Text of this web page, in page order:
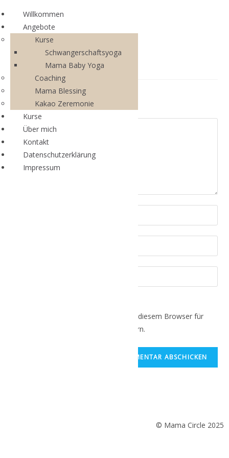
Schreibe einen Kommentar
Name, E-Mail-Adresse und Website in diesem Browser für
meinen nächsten Kommentar speichern.
© Mama Circle 2025
Willkommen
Angebote
Kurse
Schwangerschaftsyoga
Mama Baby Yoga
Coaching
Mama Blessing
Kakao Zeremonie
Kurse
Über mich
Kontakt
Datenschutzerklärung
Impressum